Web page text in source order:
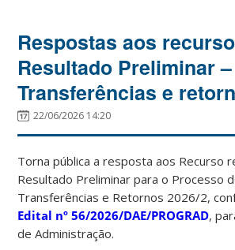
Respostas aos
Resultado Preliminar –
Transferências e
22/06/2026 14:20
Torna pública a resposta aos Recurso
Resultado Preliminar para o Processo
Transferências e Retornos 2026/2,
Edital nº 56/2026/DAE/PROGRAD,
de Administração.